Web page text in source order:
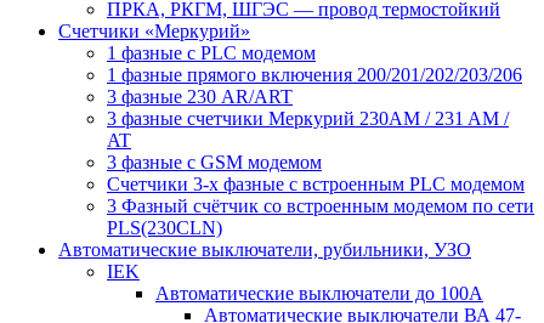
ПРКА, РКГМ, ШГЭС ― провод термостойкий
Счетчики «Меркурий»
1 фазные с PLC модемом
1 фазные прямого включения 200/201/202/203/206
3 фазные 230 AR/ART
3 фазные счетчики Меркурий 230AM / 231 AM /
AT
3 фазные с GSM модемом
Счетчики 3-х фазные с встроенным PLC модемом
3 Фазный счётчик со встроенным модемом по сети
PLS(230CLN)
Автоматические выключатели, рубильники, УЗО
IEK
Автоматические выключатели до 100A
Автоматические выключатели ВА 47-